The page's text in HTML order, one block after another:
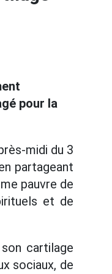
pour la
midi du 3
partageant
pauvre de
et de
cartilage
sociaux, de